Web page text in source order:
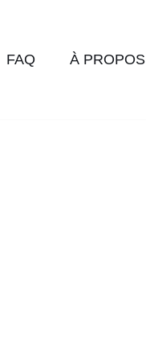
FAQ À PROPOS